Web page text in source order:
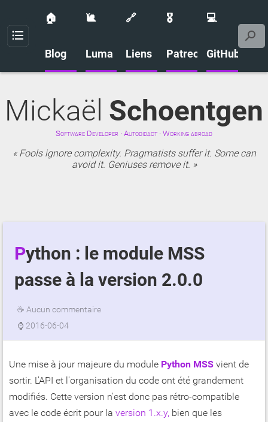
Menu
🏠
Blog
🐌
Luma
🔗
Liens
🎖️
Patreon
💻
GitHub
Mickaël Schoentgen
Software Developer · Autodidact · Working abroad
Fools ignore complexity. Pragmatists suffer it. Some can
avoid it. Geniuses remove it.
Python : le module MSS
passe à la version 2.0.0
☕ Aucun commentaire
⌚ 2016-06-04
Une mise à jour majeure du module Python MSS vient de
sortir. L'API et l'organisation du code ont été grandement
modifiés. Cette version n'est donc pas rétro-compatible
avec le code écrit pour la version 1.x.y, bien que les